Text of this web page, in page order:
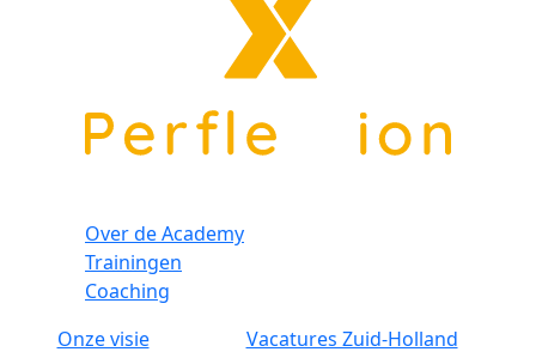
Over de Academy
Trainingen
Coaching
Onze visie
Vacatures Zuid-Holland